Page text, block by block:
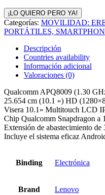
¡LO QUIERO PERO YA!
Categorías: MOVILIDAD:
PORTÁTILES,
Descripción
Countries availability
Información adicional
Valoraciones (0)
Qualcomm APQ8009 (1.30
25.654 cm (10.1 «) HD
Visera 10.1» Multitouch LCD
Chip Qualcomm Snapdragon a
Extensión de abastecimiento
Incluye el sistema eficaz
Binding Electrónica
Brand Lenovo